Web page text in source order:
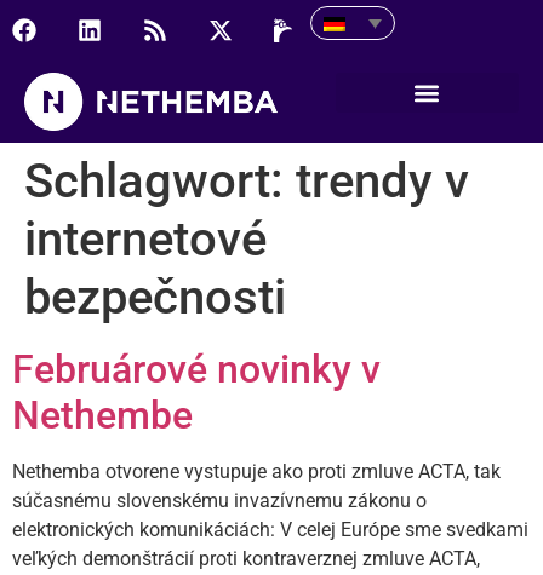
Schlagwort: trendy v
internetové
bezpečnosti
Februárové novinky v
Nethembe
Nethemba otvorene vystupuje ako proti zmluve ACTA, tak
súčasnému slovenskému invazívnemu zákonu o
elektronických komunikáciách: V celej Európe sme svedkami
veľkých demonštrácií proti kontraverznej zmluve ACTA,